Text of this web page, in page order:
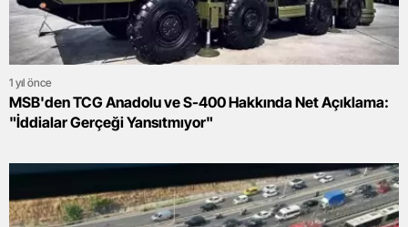
1 yıl önce
MSB'den TCG Anadolu ve S-400 Hakkında Net Açıklama:
"İddialar Gerçeği Yansıtmıyor"